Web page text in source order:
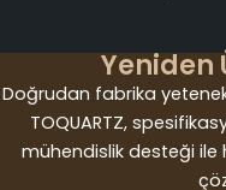
Yeniden
Doğrudan fabrika
TOQUARTZ,
mühendislik desteği